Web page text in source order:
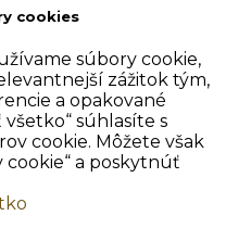
cookies
súbory cookie,
zážitok tým,
a opakované
súhlasíte s
cookie. Môžete však
cookie“ a poskytnúť